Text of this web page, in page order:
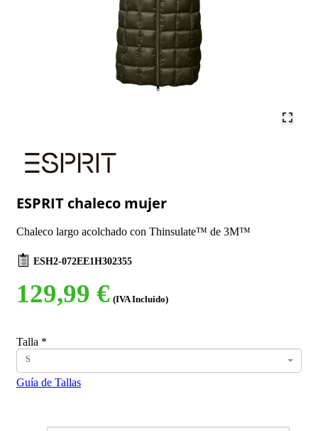
ESPRIT chaleco mujer
Chaleco largo acolchado con Thinsulate™ de 3M™
ESH2-072EE1H302355
129,99 € (IVA Incluido)
Talla *
S
Guía de Tallas